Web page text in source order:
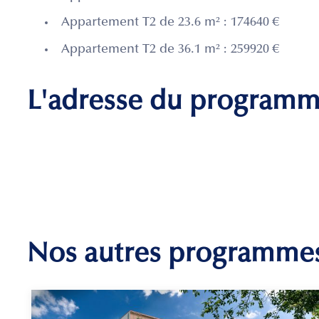
Appartement T2 de 23.6 m² : 174640 €
Appartement T2 de 36.1 m² : 259920 €
L'adresse du
Nos autres